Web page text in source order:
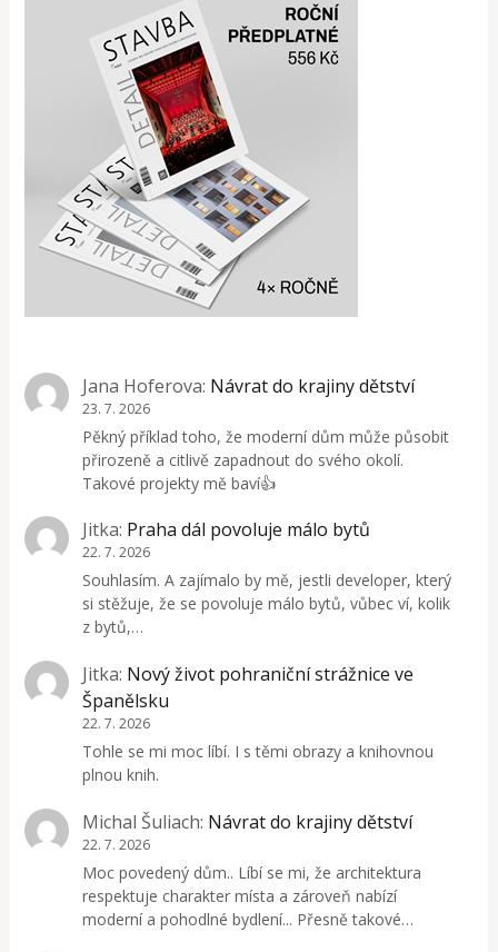
Jana Hoferova: Návrat do krajiny dětství
23. 7. 2026
Pěkný příklad toho, že moderní dům může působit
přirozeně a citlivě zapadnout do svého okolí.
Takové projekty mě baví👍
Jitka: Praha dál povoluje málo bytů
22. 7. 2026
Souhlasím. A zajímalo by mě, jestli developer, který
si stěžuje, že se povoluje málo bytů, vůbec ví, kolik
z bytů,…
Jitka: Nový život pohraniční strážnice ve
Španělsku
22. 7. 2026
Tohle se mi moc líbí. I s těmi obrazy a knihovnou
plnou knih.
Michal Šuliach: Návrat do krajiny dětství
22. 7. 2026
Moc povedený dům.. Líbí se mi, že architektura
respektuje charakter místa a zároveň nabízí
moderní a pohodlné bydlení... Přesně takové…